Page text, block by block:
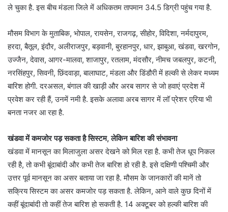
ले चुका है. इस बीच मंडला जिले में अधिकतम तापमान 34.5 डिग्री पहुंच गया है.
मौसम विभाग के मुताबिक, भोपाल, रायसेन, राजगढ़, सीहोर, विदिशा, नर्मदापुरम,
हरदा, बैतूल, इंदौर, अलीराजपुर, बड़वानी, बुरहानपुर, धार, झाबुआ, खंडवा, खरगोन,
उज्जैन, देवास, आगर-मालवा, शाजापुर, रतलाम, मंदसौर, नीमच जबलपुर, कटनी,
नरसिंहपुर, सिवनी, छिंदवाड़ा, बालाघाट, मंडला और डिंडौरी में हल्की से लेकर मध्यम
बारिश होगी. दरअसल, बंगाल की खाड़ी और अरब सागर से जो हवाएं प्रदेश में
प्रवेश कर रही हैं, उनमें नमी है. इसके अलावा अरब सागर में लॉ प्रेशर एरिया भी
बनता नजर आ रहा है.
खंडवा में कमजोर पड़ सकता है सिस्टम, लेकिन बारिश की संभावना
खंडवा में मानसून का मिलाजुला असर देखने को मिल रहा है. कभी तेज धूप निकल
रही है, तो कभी बूंदाबांदी और कभी तेज बारिश हो रही है. इसे दक्षिणी पश्चिमी और
उत्तर पूर्व मानसून का असर बताया जा रहा है. मौसम के जानकारों की मानें तो
सक्रिय सिस्टम का असर कमजोर पड़ सकता है. लेकिन, आने वाले कुछ दिनों में
कहीं बूंदाबांदी तो कहीं तेज बारिश हो सकती है. 14 अक्टूबर को हल्की बारिश की